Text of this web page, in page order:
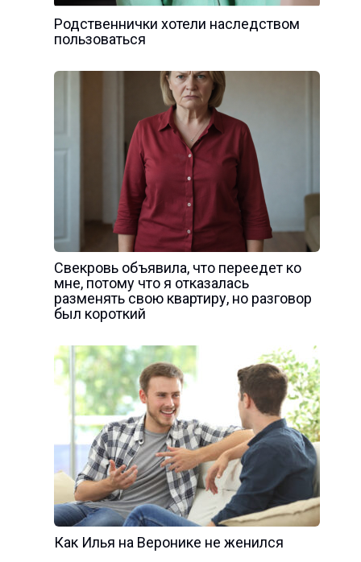
Родственнички хотели наследством
пользоваться
Свекровь объявила, что переедет ко
мне, потому что я отказалась
разменять свою квартиру, но разговор
был короткий
Как Илья на Веронике не женился